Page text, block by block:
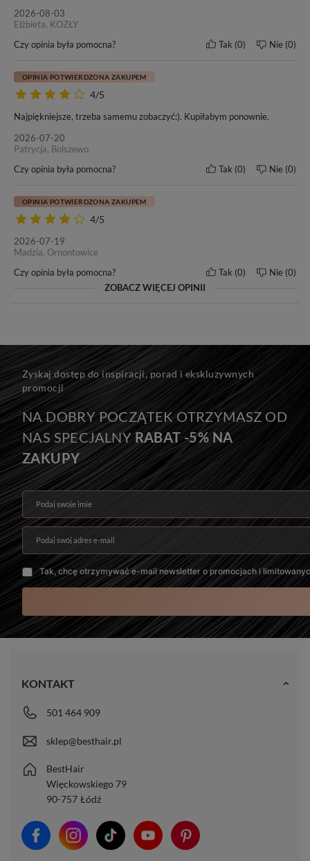
W tej ofercie kupujesz włosy o
odpowiednia długość dla Ciebie.
Naszym włosom zaufało wielu klientów oraz salonów
fryzjerskich w kraju i poza granicami Polski. Od wielu lat
nasze motto pozostaje bez zmian -
pielęgnacji i użytkowania włosów marki BestHair.
2026-08-03
Elżbieta, KOZŁY
Czy opinia była pomocna?
Tak 0 Nie 0
4/5
OPINIA POTWIERDZONA ZAKUPEM
Najpiękniejsze, trzeba samemu zobaczyć:). Kupiłabym ponownie.
2026-07-20
Patrycja, Bolszewo
Czy opinia była pomocna?
Tak 0 Nie 0
4/5
OPINIA POTWIERDZONA ZAKUPEM
2026-07-19
Madzia, Ornontowice
Czy opinia była pomocna?
Tak 0 Nie 0
ZOBACZ WIĘCEJ OPINII
Zyskaj dostęp do inspiracji, porad i ekskluzywnych
promocji
NA DOBRY POCZĄTEK OTRZYMASZ OD
NAS SPECJALNYRABAT -5% NA
ZAKUPY
Podaj swoje imię
Podaj swój adres e-mail
Tak, chcę otrzymywać e-mail newsletter o promocjach i
KONTAKT
501 464 909
sklep@besthair.pl
BestHair
Więckowskiego 79
90-757 Łódź